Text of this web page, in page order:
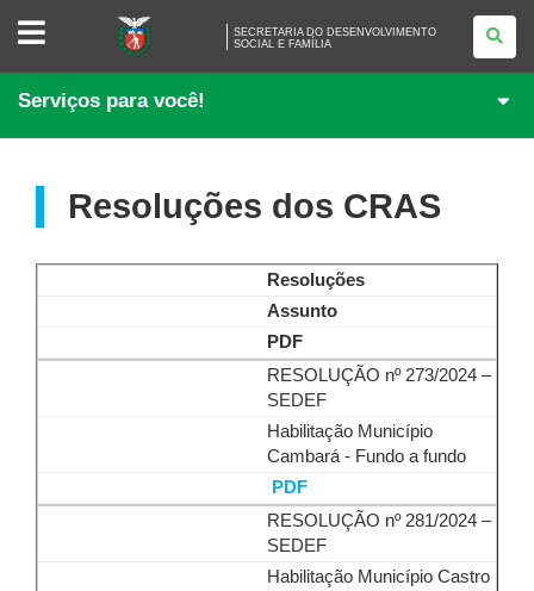
SECRETARIA
DESENVOLVIMENTO<BR
/>
SOCIAL
E
SECRETARIA DO DESENVOLVIMENTO
SOCIAL E FAMÍLIA
Serviços para você!
Resoluções dos CRAS
Resoluções
Assunto
PDF
RESOLUÇÃO nº 273/2024 –
SEDEF
Habilitação Município
Cambará - Fundo a fundo
PDF
RESOLUÇÃO nº 281/2024 –
SEDEF
Habilitação Município Castro